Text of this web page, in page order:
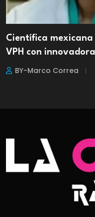
Científica mexicana
VPH con
BY-Marco Correa